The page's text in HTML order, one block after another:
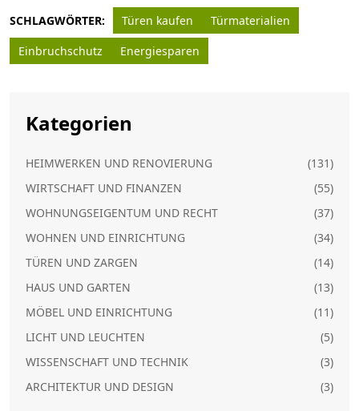
SCHLAGWÖRTER: Türen kaufen
Türmaterialien
Einbruchschutz
Energiesparen
Kategorien
HEIMWERKEN UND RENOVIERUNG
(131)
WIRTSCHAFT UND FINANZEN
(55)
WOHNUNGSEIGENTUM UND RECHT
(37)
WOHNEN UND EINRICHTUNG
(34)
TÜREN UND ZARGEN
(14)
HAUS UND GARTEN
(13)
MÖBEL UND EINRICHTUNG
(11)
LICHT UND LEUCHTEN
(5)
WISSENSCHAFT UND TECHNIK
(3)
ARCHITEKTUR UND DESIGN
(3)